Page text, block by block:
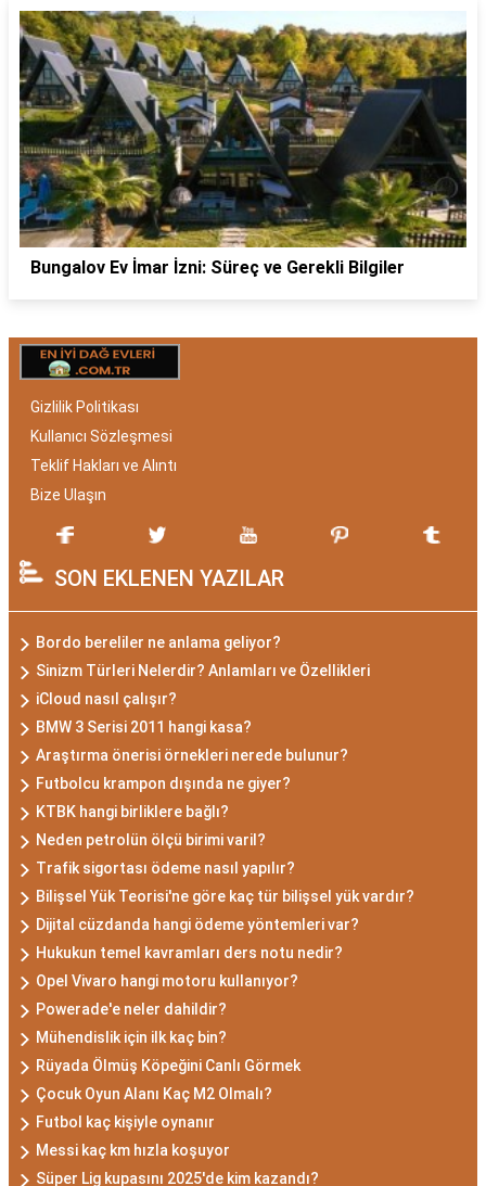
Bungalov Ev İmar İzni: Süreç ve Gerekli Bilgiler
Gizlilik Politikası
Kullanıcı Sözleşmesi
Teklif Hakları ve Alıntı
Bize Ulaşın
SON EKLENEN YAZILAR
Bordo bereliler ne anlama geliyor?
Sinizm Türleri Nelerdir? Anlamları ve Özellikleri
iCloud nasıl çalışır?
BMW 3 Serisi 2011 hangi kasa?
Araştırma önerisi örnekleri nerede bulunur?
Futbolcu krampon dışında ne giyer?
KTBK hangi birliklere bağlı?
Neden petrolün ölçü birimi varil?
Trafik sigortası ödeme nasıl yapılır?
Bilişsel Yük Teorisi'ne göre kaç tür bilişsel yük vardır?
Dijital cüzdanda hangi ödeme yöntemleri var?
Hukukun temel kavramları ders notu nedir?
Opel Vivaro hangi motoru kullanıyor?
Powerade'e neler dahildir?
Mühendislik için ilk kaç bin?
Rüyada Ölmüş Köpeğini Canlı Görmek
Çocuk Oyun Alanı Kaç M2 Olmalı?
Futbol kaç kişiyle oynanır
Messi kaç km hızla koşuyor
Süper Lig kupasını 2025'de kim kazandı?